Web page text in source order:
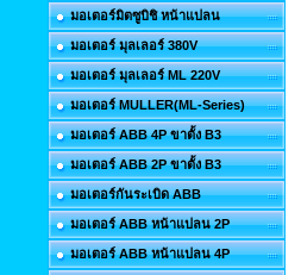
มอเตอร์มิตซูบิชิ หน้าแปลน
มอเตอร์ มุลเลอร์ 380V
มอเตอร์ มุลเลอร์ ML 220V
มอเตอร์ MULLER(ML-Series)
มอเตอร์ ABB 4P ขาตั้ง B3
มอเตอร์ ABB 2P ขาตั้ง B3
มอเตอร์กันระเบิด ABB
มอเตอร์ ABB หน้าแปลน 2P
มอเตอร์ ABB หน้าแปลน 4P